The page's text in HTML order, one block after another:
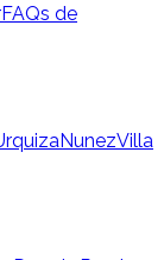
FAQs de
NunezVilla